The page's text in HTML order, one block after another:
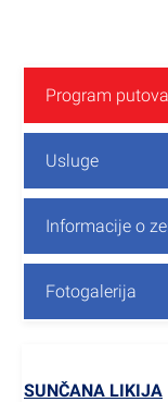
Program
Usluge
Informacije o
Fotogalerija
SUNČANA LIKIJA